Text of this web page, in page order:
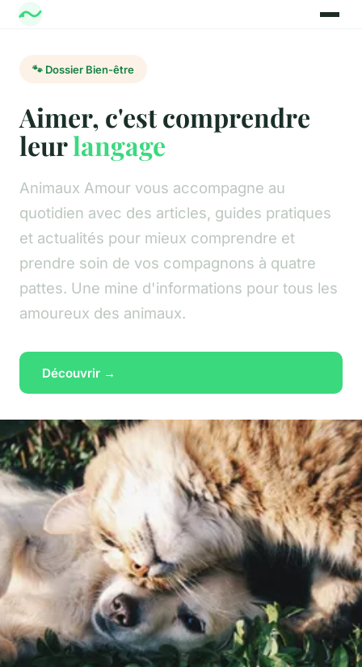
🐾 Dossier Bien-être
Aimer, c'est comprendre
leurlangage
Animaux Amour vous accompagne au
quotidien avec des articles, guides pratiques
et actualités pour mieux comprendre et
prendre soin de vos compagnons à quatre
pattes. Une mine d'informations pour tous les
amoureux des animaux.
Découvrir →